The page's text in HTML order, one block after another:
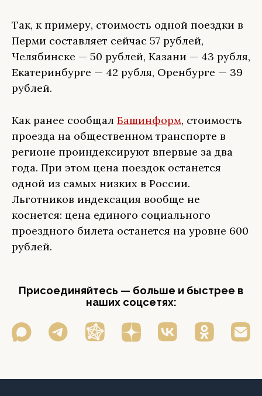
Так, к примеру, стоимость одной поездки в
Перми составляет сейчас 57 рублей,
Челябинске — 50 рублей, Казани — 43 рубля,
Екатеринбурге — 42 рубля, Оренбурге — 39
рублей.
Как ранее сообщал Башинформ, стоимость
проезда на общественном транспорте в
регионе проиндексируют впервые за два
года. При этом цена поездок останется
одной из самых низких в России.
Льготников индексация вообще не
коснется: цена единого социального
проездного билета останется на уровне 600
рублей.
Присоединяйтесь — больше и быстрее в
наших соцсетях: